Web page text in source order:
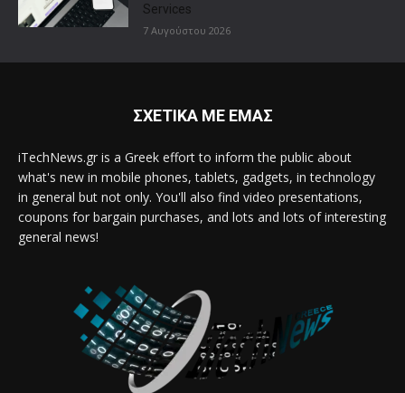
Services
7 Αυγούστου 2026
ΣΧΕΤΙΚΑ ΜΕ ΕΜΑΣ
iTechNews.gr is a Greek effort to inform the public about
what's new in mobile phones, tablets, gadgets, in technology
in general but not only. You'll also find video presentations,
coupons for bargain purchases, and lots and lots of interesting
general news!